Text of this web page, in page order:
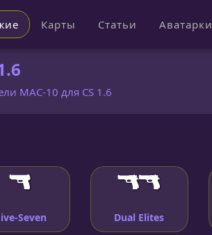
Карты Статьи Аватарки
MAC-10 для CS 1.6
Seven Dual Elites